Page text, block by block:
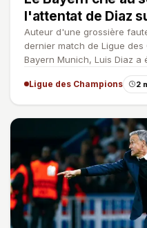
l'attentat de Diaz
Auteur d'une grossière
dernier match de Ligue des
Bayern Munich, Luis Diaz a
Ligue des Champions 2